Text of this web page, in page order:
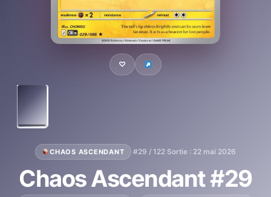
♡
CHAOS ASCENDANT ·#29 / 122·Sortie : 22 mai 2026
Chaos Ascendant #29